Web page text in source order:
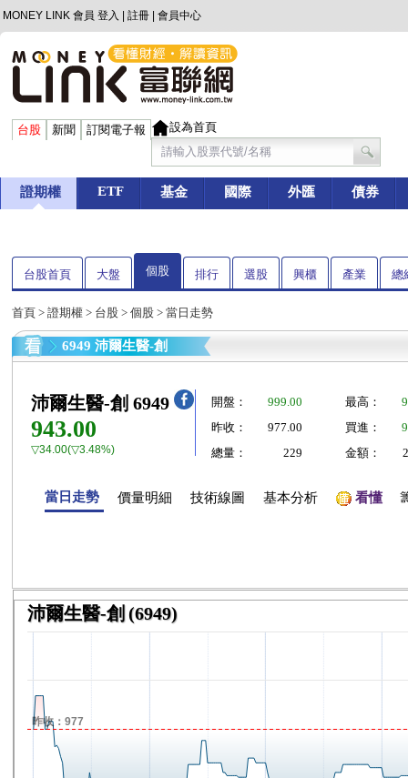
MONEY LINK 會員 登入 註冊 會員中心
台股 新聞 訂閱電子報 設為首頁
證期權 ETF 基金 國際 外匯 債券
台股首頁 大盤 個股 排行 選股 興櫃 產業 總
首頁 > 證期權 > 台股 > 個股 > 當日走勢
6949 沛爾生醫-創
沛爾生醫-創 6949
943.00
▽34.00(▽3.48%)
開盤： 999.00 最高：
昨收：
977.00 買進：
總量：
229 金額：
當日走勢 價量明細 技術線圖 基本分析 看懂